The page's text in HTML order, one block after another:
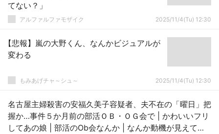
てない？」
アルファルファモザイク 2025/11/4(Tu) 12:30
【悲報】嵐の大野くん、なんかビジュアルが
変わる
もみあげチャ～シュ～ 2025/11/4(Tu) 12:30
名古屋主婦殺害の安福久美子容疑者、夫不在の「曜日」把
握か…事件５か月前の部活ＯＢ・ＯＧ会で | かわいいフリ
してあの娘 | 部活のOb会なんか | なんか動機が見えてこ